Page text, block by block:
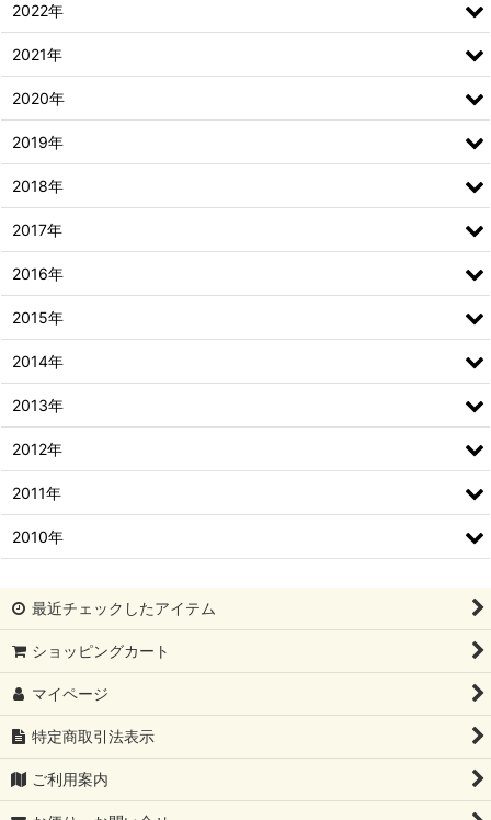
2022年
2021年
2020年
2019年
2018年
2017年
2016年
2015年
2014年
2013年
2012年
2011年
2010年
最近チェックしたアイテム
ショッピングカート
マイページ
特定商取引法表示
ご利用案内